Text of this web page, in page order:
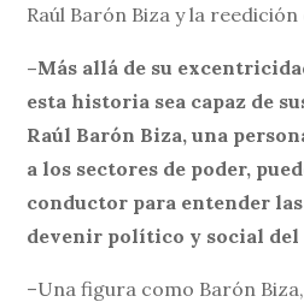
Raúl Barón Biza y la
–Más allá de su
esta historia sea capaz de
Raúl Barón Biza, una
a los sectores de poder,
conductor para entender
devenir político y social del
–Una figura como Barón